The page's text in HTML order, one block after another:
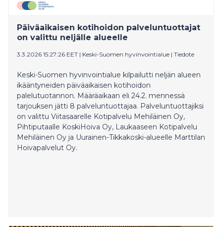
Päiväaikaisen kotihoidon palveluntuottajat
on valittu neljälle alueelle
3.3.2026 15:27:26 EET | Keski-Suomen hyvinvointialue | Tiedote
Keski-Suomen hyvinvointialue kilpailutti neljän alueen
ikääntyneiden päiväaikaisen kotihoidon
palelutuotannon. Määräaikaan eli 24.2. mennessä
tarjouksen jätti 8 palveluntuottajaa. Palveluntuottajiksi
on valittu Viitasaarelle Kotipalvelu Mehiläinen Oy,
Pihtiputaalle KoskiHoiva Oy, Laukaaseen Kotipalvelu
Mehiläinen Oy ja Uurainen-Tikkakoski-alueelle Marttilan
Hoivapalvelut Oy.